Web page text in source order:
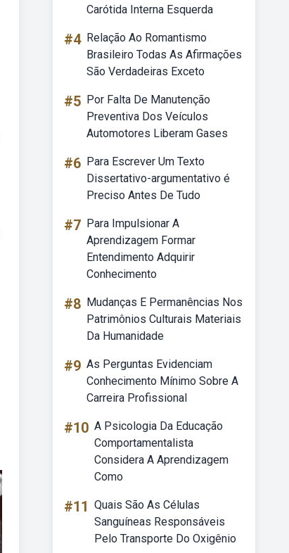
Carótida Interna Esquerda
#4 Relação Ao Romantismo
Brasileiro Todas As Afirmações
São Verdadeiras Exceto
#5 Por Falta De Manutenção
Preventiva Dos Veículos
Automotores Liberam Gases
#6 Para Escrever Um Texto
Dissertativo-argumentativo é
Preciso Antes De Tudo
#7 Para Impulsionar A
Aprendizagem Formar
Entendimento Adquirir
Conhecimento
#8 Mudanças E Permanências Nos
Patrimônios Culturais Materiais
Da Humanidade
#9 As Perguntas Evidenciam
Conhecimento Mínimo Sobre A
Carreira Profissional
#10 A Psicologia Da Educação
Comportamentalista
Considera A Aprendizagem
Como
#11 Quais São As Células
Sanguíneas Responsáveis
Pelo Transporte Do Oxigênio